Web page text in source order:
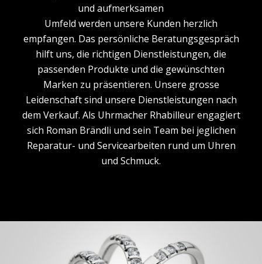
und aufmerksamen
Umfeld werden unsere Kunden herzlich
empfangen. Das per­sönliche Beratungsgespräch
hilft uns, die richtigen Dienstleistungen, die
passen­den Produkte und die gewünschten
Marken zu präsentieren. Unsere grosse
Leidenschaft sind unsere Dienstleistungen nach
dem Verkauf. Als Uhrmacher Rhabilleur engagiert
sich Roman Brändli und sein Team bei jeglichen
Reparatur- und Servicearbeiten rund um Uhren
und Schmuck.